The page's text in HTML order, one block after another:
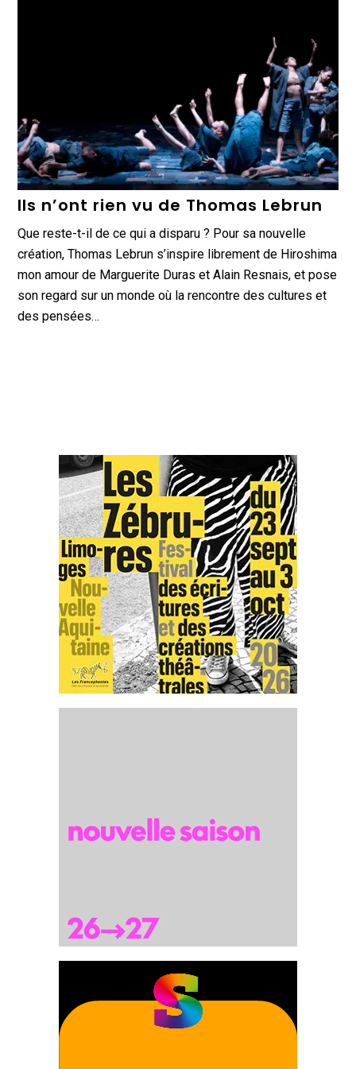
Ils n’ont rien vu de Thomas Lebrun
Que reste-t-il de ce qui a disparu ? Pour sa nouvelle
création, Thomas Lebrun s’inspire librement de Hiroshima
mon amour de Marguerite Duras et Alain Resnais, et pose
son regard sur un monde où la rencontre des cultures et
des pensées…